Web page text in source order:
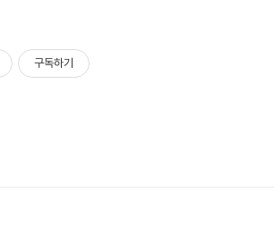
구독하기